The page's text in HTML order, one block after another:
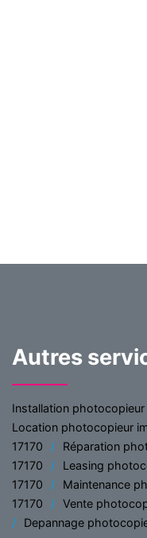
Autres
Installation photocopieur
Location photocopieur
17170
Réparation
17170
Leasing
17170
Maintenance
17170
Vente
Depannage